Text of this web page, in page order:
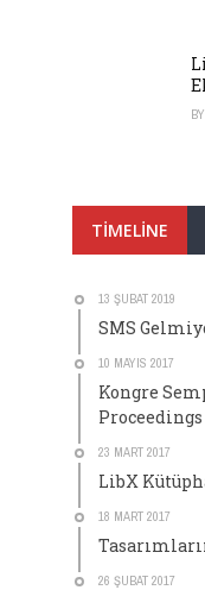
BY
TIMELINE
13 ŞUBAT 2019
SMS
10 MAYIS 2017
Kongre
Proceedings
23 MART 2017
LibX
18 MART 2017
26 ŞUBAT 2017